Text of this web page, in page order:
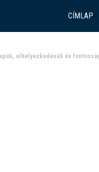
CÍMLAP
elhelyezkedésük és